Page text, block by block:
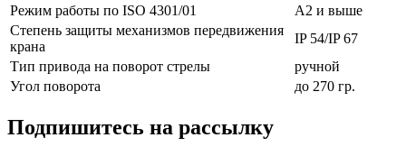
Режим работы по ISO 4301/01
А2 и выше
Степень защиты механизмов передвижения
крана
IP 54/IP 67
Тип привода на поворот стрелы
ручной
Угол поворота
до 270 гр.
Подпишитесь на рассылку